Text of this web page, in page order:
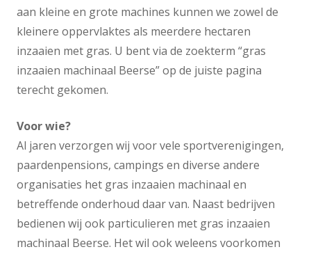
aan kleine en grote machines kunnen we zowel de
kleinere oppervlaktes als meerdere hectaren
inzaaien met gras. U bent via de zoekterm “gras
inzaaien machinaal Beerse” op de juiste pagina
terecht gekomen.
Voor wie?
Al jaren verzorgen wij voor vele sportverenigingen,
paardenpensions, campings en diverse andere
organisaties het gras inzaaien machinaal en
betreffende onderhoud daar van. Naast bedrijven
bedienen wij ook particulieren met gras inzaaien
machinaal Beerse. Het wil ook weleens voorkomen